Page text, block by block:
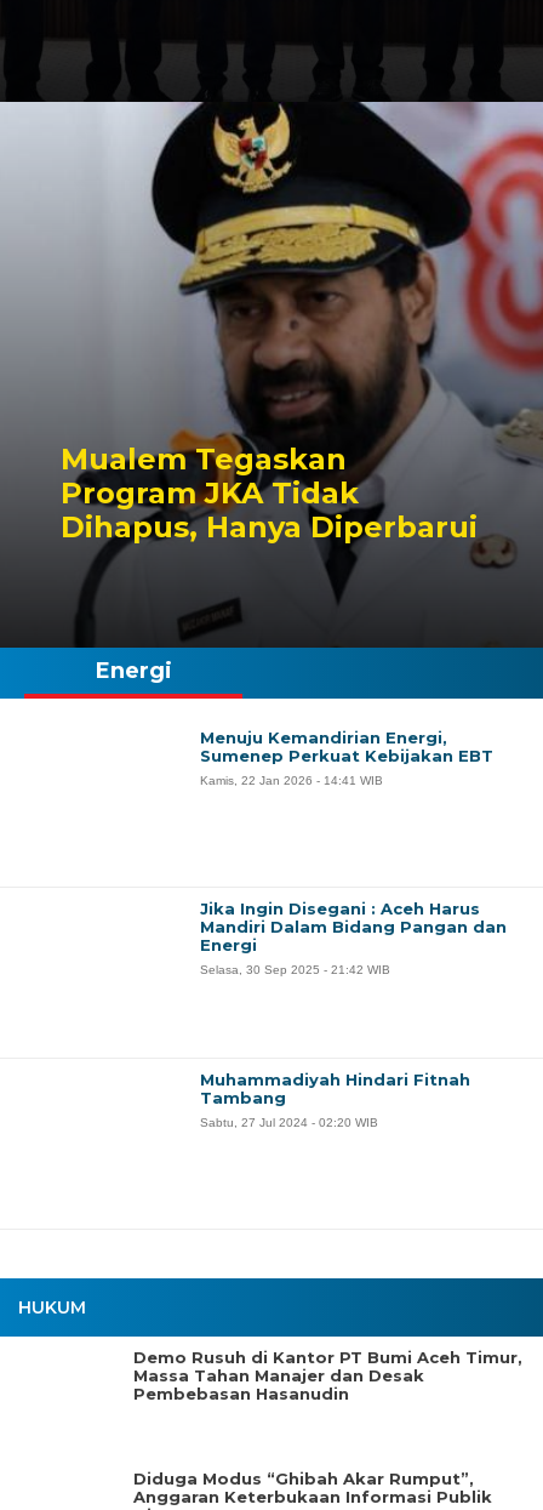
Mualem Tegaskan
Program JKA Tidak
Dihapus, Hanya Diperbarui
HUKUM
Demo Rusuh di Kantor PT Bumi Aceh Timur,
Massa Tahan Manajer dan Desak
Pembebasan Hasanudin
Diduga Modus “Ghibah Akar Rumput”,
Anggaran Keterbukaan Informasi Publik
Energi
Menuju Kemandirian Energi,
Sumenep Perkuat Kebijakan EBT
Kamis, 22 Jan 2026 - 14:41 WIB
Jika Ingin Disegani : Aceh Harus
Mandiri Dalam Bidang Pangan dan
Energi
Selasa, 30 Sep 2025 - 21:42 WIB
Muhammadiyah Hindari Fitnah
Tambang
Sabtu, 27 Jul 2024 - 02:20 WIB